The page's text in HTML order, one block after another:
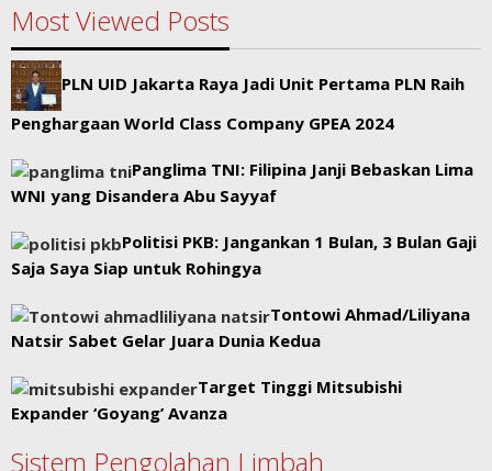
Most Viewed Posts
PLN UID Jakarta Raya Jadi Unit Pertama PLN Raih
Penghargaan World Class Company GPEA 2024
Panglima TNI: Filipina Janji Bebaskan Lima
WNI yang Disandera Abu Sayyaf
Politisi PKB: Jangankan 1 Bulan, 3 Bulan Gaji
Saja Saya Siap untuk Rohingya
Tontowi Ahmad/Liliyana
Natsir Sabet Gelar Juara Dunia Kedua
Target Tinggi Mitsubishi
Expander ‘Goyang’ Avanza
Sistem Pengolahan Limbah